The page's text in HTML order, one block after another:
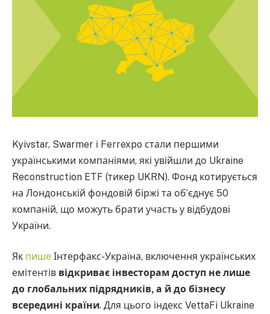
Kyivstar, Swarmer і Ferrexpo стали першими
українськими компаніями, які увійшли до Ukraine
Reconstruction ETF (тикер UKRN). Фонд котирується
на Лондонській фондовій біржі та об’єднує 50
компаній, що можуть брати участь у відбудові
України.
Як пише Інтерфакс-Україна, включення українських
емітентів відкриває інвесторам доступ не лише
до глобальних підрядників, а й до бізнесу
всередині країни. Для цього індекс VettaFi Ukraine